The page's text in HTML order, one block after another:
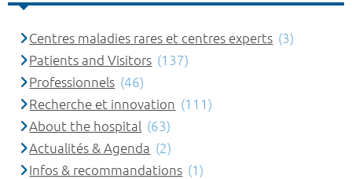
Centres maladies rares et centres experts (3)
Patients and Visitors (137)
Professionnels (46)
Recherche et innovation (111)
About the hospital (63)
Actualités & Agenda (2)
Infos & recommandations (1)